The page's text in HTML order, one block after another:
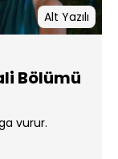
Alt Yazılı
Bölümü
vurur.